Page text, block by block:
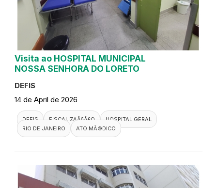
Visita ao HOSPITAL MUNICIPAL
NOSSA SENHORA DO LORETO
DEFIS
14 de April de 2026
DEFIS FISCALIZAÃ§Ã£O
HOSPITAL GERAL
RIO DE JANEIRO
ATO MÃ©DICO